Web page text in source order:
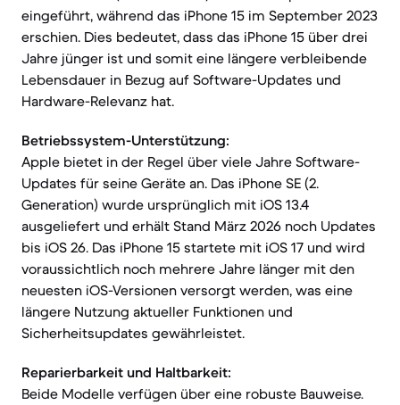
eingeführt, während das iPhone 15 im September 2023
erschien. Dies bedeutet, dass das iPhone 15 über drei
Jahre jünger ist und somit eine längere verbleibende
Lebensdauer in Bezug auf Software-Updates und
Hardware-Relevanz hat.
Betriebssystem-Unterstützung:
Apple bietet in der Regel über viele Jahre Software-
Updates für seine Geräte an. Das iPhone SE (2.
Generation) wurde ursprünglich mit iOS 13.4
ausgeliefert und erhält Stand März 2026 noch Updates
bis iOS 26. Das iPhone 15 startete mit iOS 17 und wird
voraussichtlich noch mehrere Jahre länger mit den
neuesten iOS-Versionen versorgt werden, was eine
längere Nutzung aktueller Funktionen und
Sicherheitsupdates gewährleistet.
Reparierbarkeit und Haltbarkeit:
Beide Modelle verfügen über eine robuste Bauweise.